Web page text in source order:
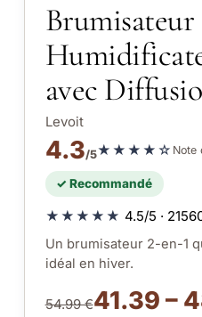
Brumisateur
avec
Levoit
4.3/5★★★★☆ Note
✓ Recommandé
★★★★★ 4.5/5 ·
Un brumisateur 2-en-1
idéal en hiver.
54.99 €41.39 –